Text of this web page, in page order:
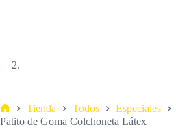
Tienda Todos Especiales
Patito de Goma Colchoneta Látex